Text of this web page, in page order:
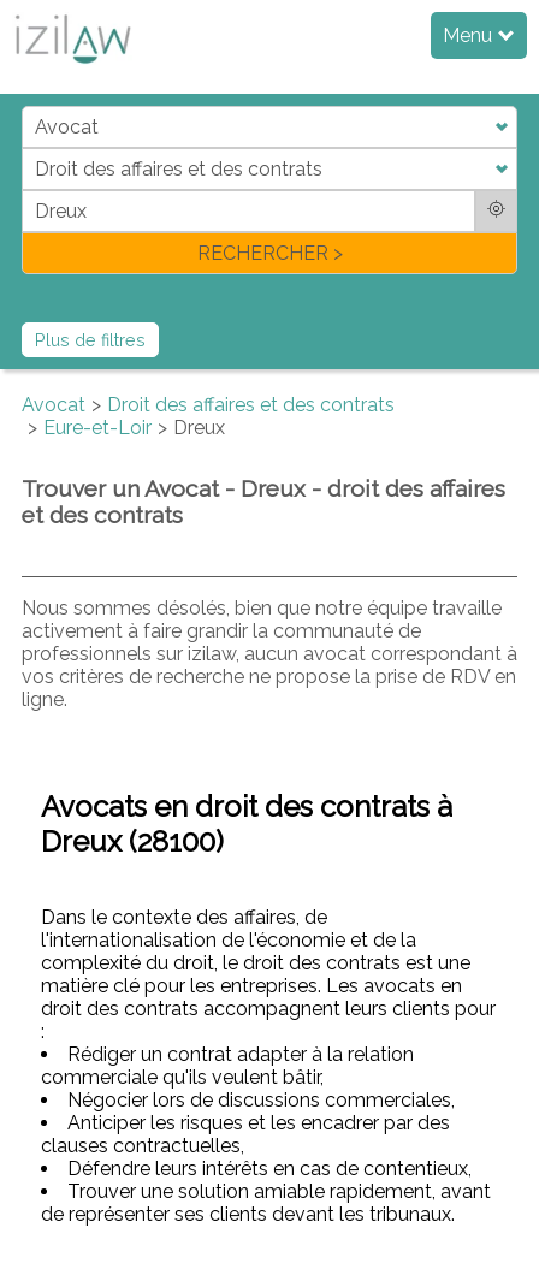
Menu
jdadi
fl
RECHERCHER >
Plus de filtres
Avocat
Droit des affaires et des contrats
Eure-et-Loir
Dreux
Trouver un Avocat - Dreux - droit des affaires
et des contrats
Nous sommes désolés, bien que notre équipe travaille
activement à faire grandir la communauté de
professionnels sur izilaw, aucun avocat correspondant à
vos critères de recherche ne propose la prise de RDV en
ligne.
Avocats en droit des contrats à
Dreux (28100)
Dans le contexte des affaires, de
l'internationalisation de l'économie et de la
complexité du droit, le droit des contrats est une
matière clé pour les entreprises. Les avocats en
droit des contrats accompagnent leurs clients pour
:
Rédiger un contrat adapter à la relation
commerciale qu'ils veulent bâtir,
Négocier lors de discussions commerciales,
Anticiper les risques et les encadrer par des
clauses contractuelles,
Défendre leurs intérêts en cas de contentieux,
Trouver une solution amiable rapidement, avant
de représenter ses clients devant les tribunaux.